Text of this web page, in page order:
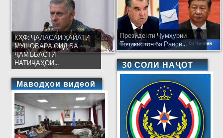
КҲФ: ҶАЛАСАИ ҲАЙАТИ
МУШОВАРА ОИД БА
ҶАМЪБАСТИ
НАТИҶАҲОИ...
Маводҳои видеоӣ
Президенти Ҷумҳурии
Тоҷикистон ба Раиси...
30 СОЛИ НАҶОТ